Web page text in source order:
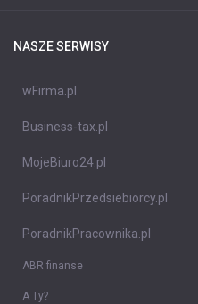
NASZE SERWISY
wFirma.pl
Business-tax.pl
MojeBiuro24.pl
PoradnikPrzedsiebiorcy.pl
PoradnikPracownika.pl
ABR finanse
A Ty?